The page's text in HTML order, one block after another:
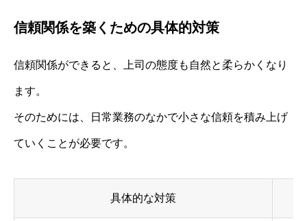
信頼関係を築くための具体的対策
信頼関係ができると、上司の態度も自然と柔らかくなり
ます。
そのためには、日常業務のなかで小さな信頼を積み上げ
ていくことが必要です。
具体的な対策